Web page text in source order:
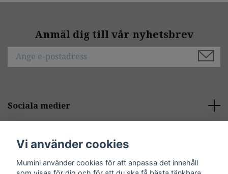
Anmäl dig till vår nyhetsbrev
Sociala medier
Kontakt
Vi använder cookies
Mumini använder cookies för att anpassa det innehåll